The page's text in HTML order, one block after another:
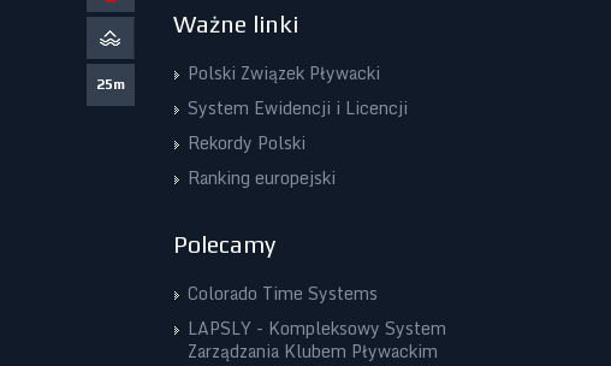
25m
Ważne linki
Polski Związek Pływacki
System Ewidencji i Licencji
Rekordy Polski
Ranking europejski
Polecamy
Colorado Time Systems
LAPSLY - Kompleksowy System
Zarządzania Klubem Pływackim